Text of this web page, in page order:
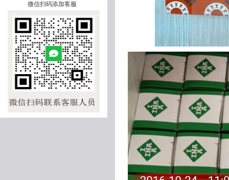
微信扫码添加客服